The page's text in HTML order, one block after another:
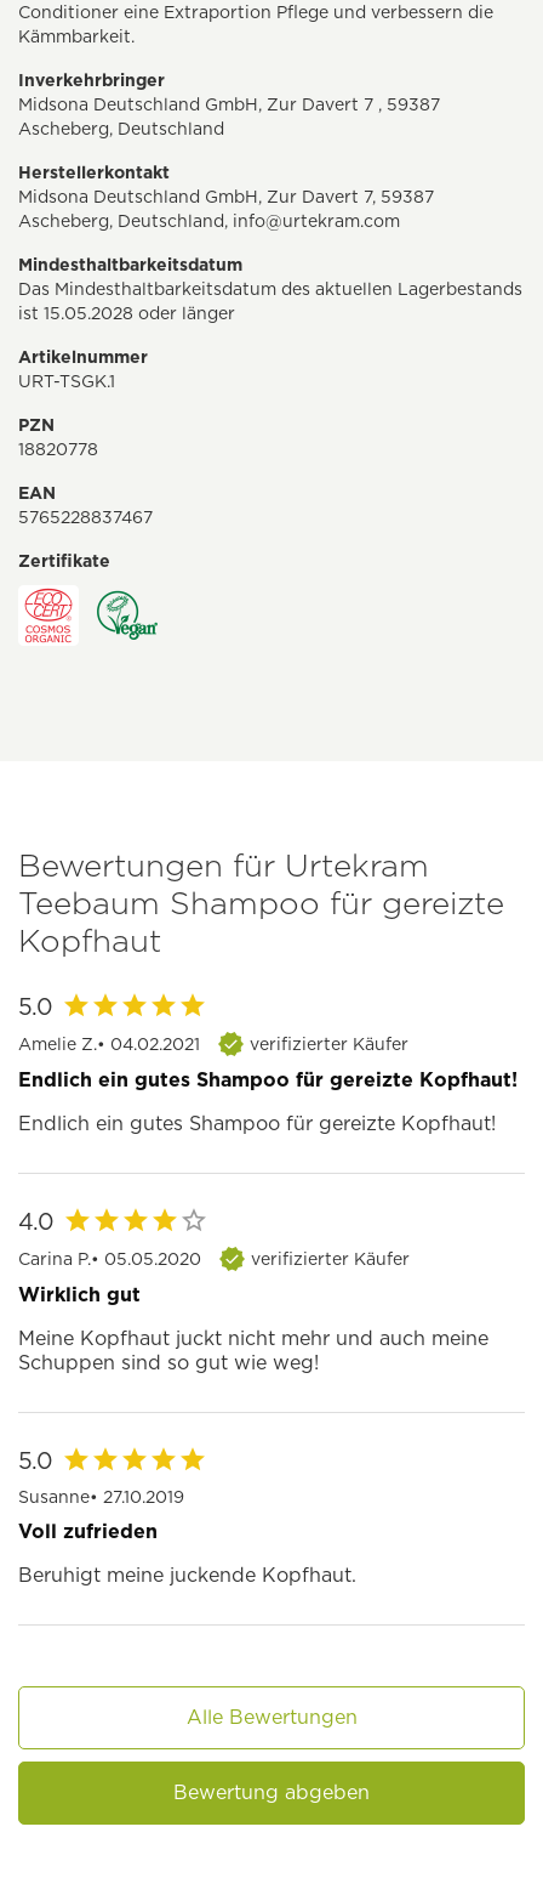
Conditioner eine Extraportion Pflege und verbessern die
Kämmbarkeit.
Inverkehrbringer
Midsona Deutschland GmbH, Zur Davert 7 , 59387
Ascheberg, Deutschland
Herstellerkontakt
Midsona Deutschland GmbH, Zur Davert 7, 59387
Ascheberg, Deutschland, info@urtekram.com
Mindesthaltbarkeitsdatum
Das Mindesthaltbarkeitsdatum des aktuellen Lagerbestands
ist 15.05.2028 oder länger
Artikelnummer
URT-TSGK.1
PZN
18820778
EAN
5765228837467
Zertifikate
Bewertungen für Urtekram
Teebaum Shampoo für gereizte
Kopfhaut
5.0
Amelie Z.• 04.02.2021 verifizierter Käufer
Endlich ein gutes Shampoo für gereizte Kopfhaut!
Endlich ein gutes Shampoo für gereizte Kopfhaut!
4.0
Carina P.• 05.05.2020 verifizierter Käufer
Wirklich gut
Meine Kopfhaut juckt nicht mehr und auch meine
Schuppen sind so gut wie weg!
5.0
Susanne• 27.10.2019
Voll zufrieden
Beruhigt meine juckende Kopfhaut.
Alle Bewertungen
Bewertung abgeben